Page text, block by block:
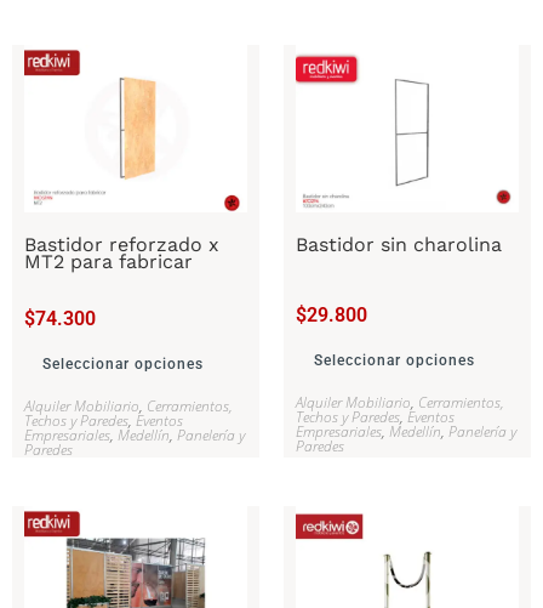
Bastidor reforzado x
MT2 para fabricar
$74.300
Seleccionar opciones
Alquiler Mobiliario, Cerramientos,
Techos y Paredes, Eventos
Empresariales, Medellín, Panelería y
Paredes
Bastidor sin charolina
$29.800
Seleccionar opciones
Alquiler Mobiliario, Cerramientos,
Techos y Paredes, Eventos
Empresariales, Medellín, Panelería y
Paredes